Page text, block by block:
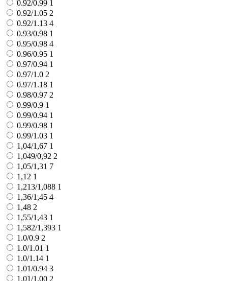
0.92/0.99 1
0.92/1.05 2
0.92/1.13 4
0.93/0.98 1
0.95/0.98 4
0.96/0.95 1
0.97/0.94 1
0.97/1.0 2
0.97/1.18 1
0.98/0.97 2
0.99/0.9 1
0.99/0.94 1
0.99/0.98 1
0.99/1.03 1
1,04/1,67 1
1,049/0,92 2
1,05/1,31 7
1,12 1
1,213/1,088 1
1,36/1,45 4
1,48 2
1,55/1,43 1
1,582/1,393 1
1.0/0.9 2
1.0/1.01 1
1.0/1.14 1
1.01/0.94 3
1.01/1.00 2